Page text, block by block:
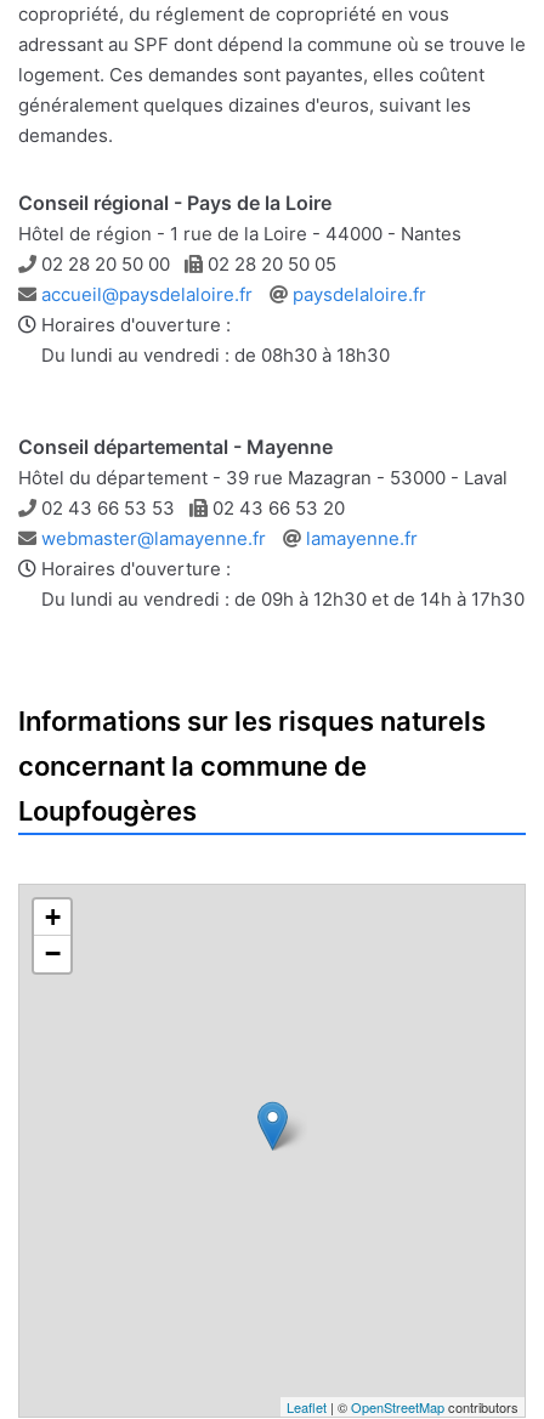
copropriété, du réglement de copropriété en vous
adressant au SPF dont dépend la commune où se trouve le
logement. Ces demandes sont payantes, elles coûtent
généralement quelques dizaines d'euros, suivant les
demandes.
Conseil régional - Pays de la Loire
Hôtel de région - 1 rue de la Loire - 44000 - Nantes
Téléphone
02 28 20 50 00 Télécopie
02 28 20 50 05
Adresse
e-
mail
accueil@paysdelaloire.fr
Site
paysdelaloire.fr
Horaires d'ouverture :
Du lundi au vendredi : de 08h30 à 18h30
Conseil départemental - Mayenne
Hôtel du département - 39 rue Mazagran - 53000 - Laval
Téléphone
02 43 66 53 53 Télécopie
02 43 66 53 20
Adresse
e-
mail
webmaster@lamayenne.fr
Site
lamayenne.fr
Horaires d'ouverture :
Du lundi au vendredi : de 09h à 12h30 et de 14h à 17h30
Informations sur les risques naturels
concernant la commune de
Loupfougères
+
−
Leaflet | ©OpenStreetMapcontributors